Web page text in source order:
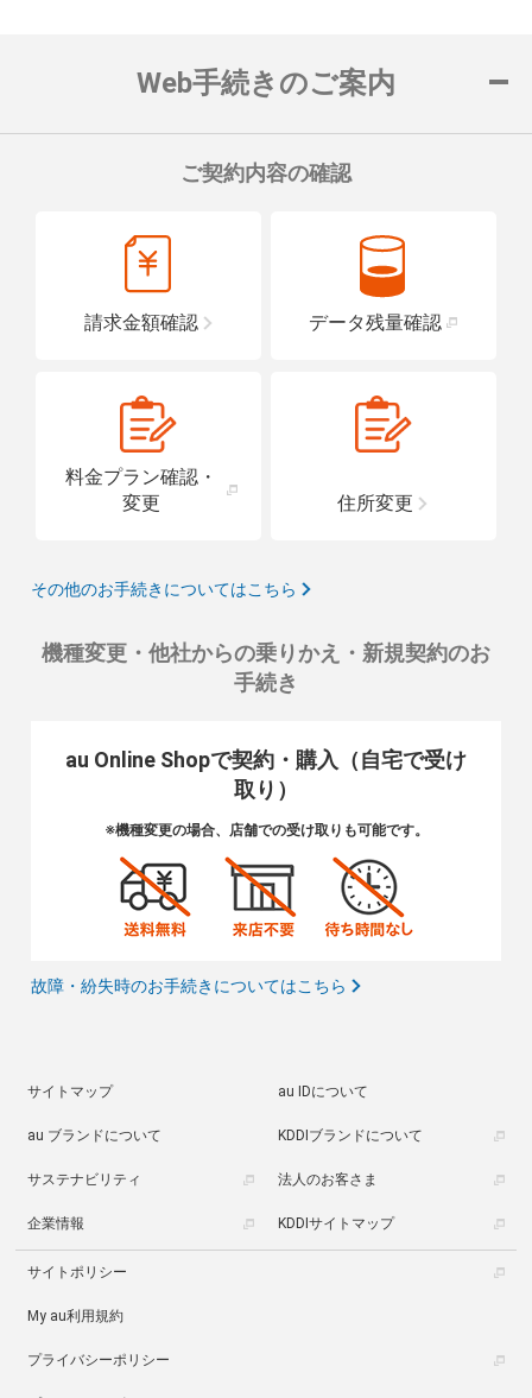
詳細はこちら
Web手続きのご案内
ご契約内容の確認
請求金額確認 データ残量確認
料金プラン確認・
変更
住所変更
その他のお手続きについてはこちら
機種変更・他社からの乗りかえ・新規契約のお
手続き
au Online Shopで契約・購入（自宅で受け
取り）
※機種変更の場合、店舗での受け取りも可能です。
故障・紛失時のお手続きについてはこちら
サイトマップ au IDについて
au ブランドについて KDDIブランドについて
サステナビリティ 法人のお客さま
企業情報 KDDIサイトマップ
サイトポリシー
My au利用規約
プライバシーポリシー